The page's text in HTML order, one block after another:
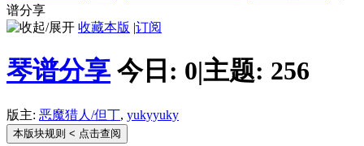
谱分享
收藏本版 |订阅
琴谱分享 今日: 0|主题: 256
版主: 恶魔猎人/但丁, yukyyuky
本版块规则 < 点击查阅